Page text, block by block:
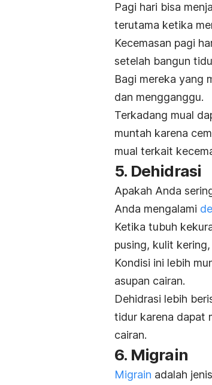
Pagi hari bisa
terutama ketika
Kecemasan pagi
setelah bangun
Bagi mereka yang
dan mengganggu.
Terkadang mual
muntah karena
mual terkait
5. Dehidrasi
Apakah Anda
Anda mengalami
Ketika tubuh
pusing, kulit
Kondisi ini lebih
asupan cairan.
Dehidrasi lebih
tidur karena dapat
cairan.
6. Migrain
Migrain adalah